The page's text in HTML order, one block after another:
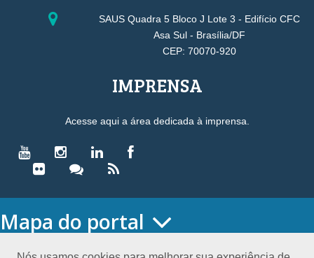
SAUS Quadra 5 Bloco J Lote 3 - Edifício CFC
Asa Sul - Brasília/DF
CEP: 70070-920
IMPRENSA
Acesse aqui a área dedicada à imprensa.
Mapa do portal